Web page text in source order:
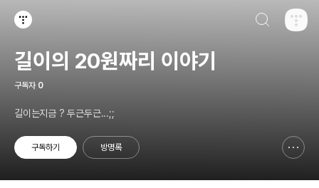
길이의 20원짜리 이야기
구독자 0
길이는지금 ? 두근두근...;;
구독하기 방명록